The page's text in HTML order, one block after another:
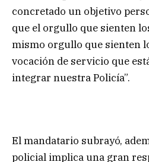
concretado un objetivo
que el orgullo que sienten
mismo orgullo que sienten
vocación de servicio que
integrar nuestra Policía”.
El mandatario subrayó,
policial implica una gran